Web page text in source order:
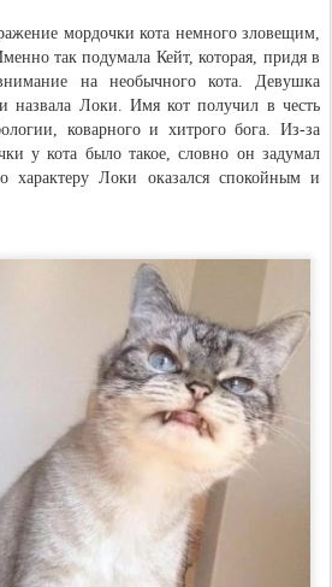
мордочки кота немного зловещим,
так подумала Кейт, которая, придя в
на необычного кота. Девушка
назвала Локи. Имя кот получил в честь
коварного и хитрого бога. Из-за
у кота было такое, словно он задумал
характеру Локи оказался спокойным и